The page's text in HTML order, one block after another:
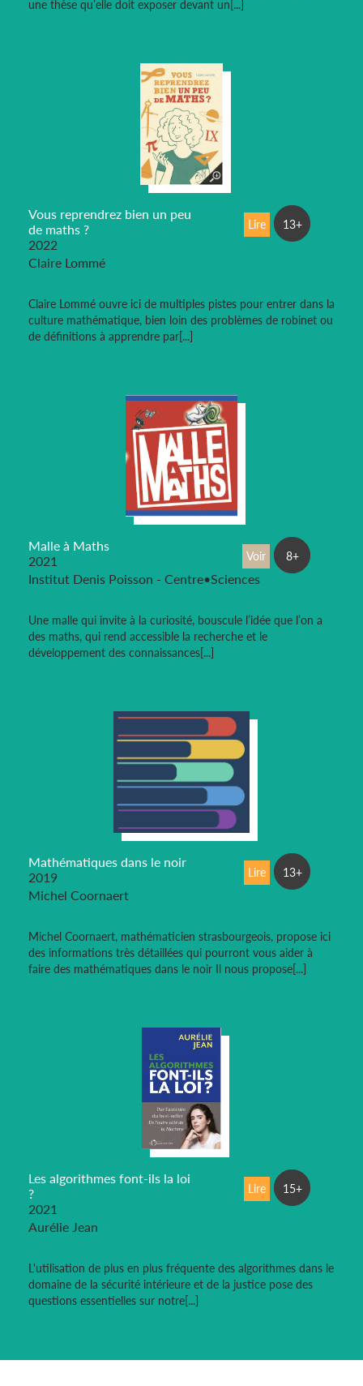
une thèse qu’elle doit exposer devant un[...]
Vous reprendrez bien un peu
de maths ?
2022
Claire Lommé
Claire Lommé ouvre ici de multiples pistes pour entrer dans la
culture mathématique, bien loin des problèmes de robinet ou
de définitions à apprendre par[...]
Lire 13+
Malle à Maths
2021
Institut Denis Poisson - Centre•Sciences
Une malle qui invite à la curiosité, bouscule l’idée que l’on a
des maths, qui rend accessible la recherche et le
développement des connaissances[...]
Voir 8+
Mathématiques dans le noir
2019
Michel Coornaert
Michel Coornaert, mathématicien strasbourgeois, propose ici
des informations très détaillées qui pourront vous aider à
faire des mathématiques dans le noir Il nous propose[...]
Lire 13+
Les algorithmes font-ils la loi
?
2021
Aurélie Jean
L'utilisation de plus en plus fréquente des algorithmes dans le
domaine de la sécurité intérieure et de la justice pose des
questions essentielles sur notre[...]
Lire 15+